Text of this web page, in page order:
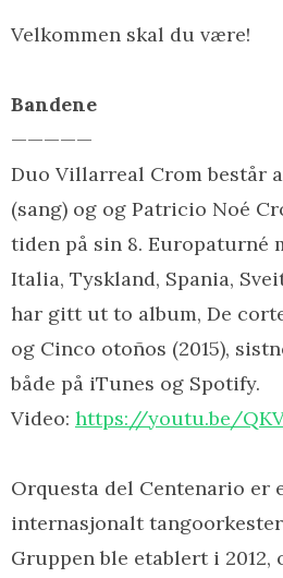
Velkommen skal du være!
Bandene
—————
Duo Villarreal Crom består
(sang) og og Patricio Noé
tiden på sin 8. Europaturné
Italia, Tyskland, Spania,
har gitt ut to album, De
og Cinco otoños (2015),
både på iTunes og Spotify.
Video: https://youtu.be/
Orquesta del Centenario er
internasjonalt
Gruppen ble etablert i 2012,